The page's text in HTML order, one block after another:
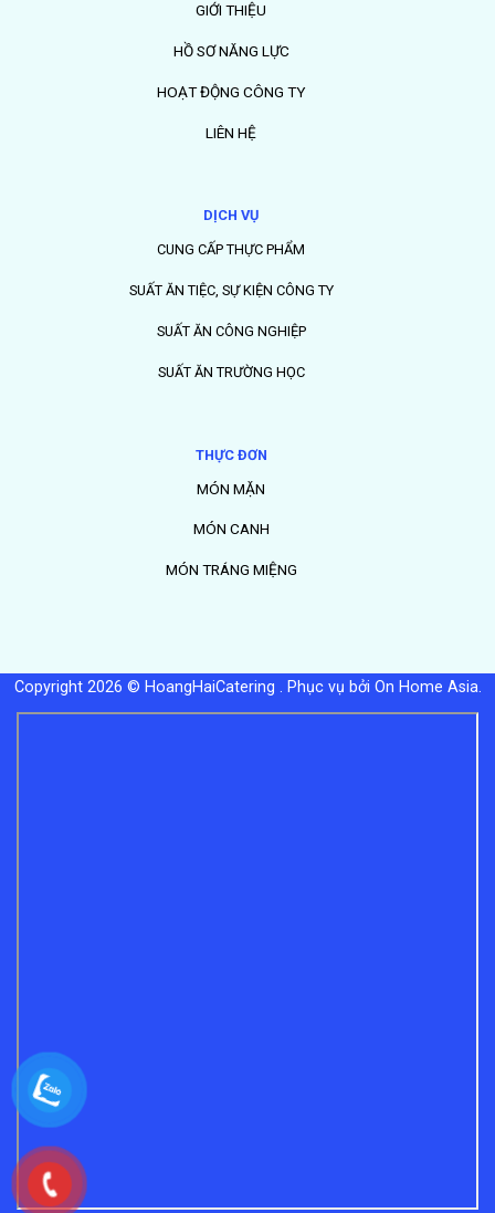
GIỚI THIỆU
HỒ SƠ NĂNG LỰC
HOẠT ĐỘNG CÔNG TY
LIÊN HỆ
DỊCH VỤ
CUNG CẤP THỰC PHẨM
SUẤT ĂN TIỆC, SỰ KIỆN CÔNG TY
SUẤT ĂN CÔNG NGHIỆP
SUẤT ĂN TRƯỜNG HỌC
THỰC ĐƠN
MÓN MẶN
MÓN CANH
MÓN TRÁNG MIỆNG
Copyright 2026 © HoangHaiCatering . Phục vụ bởi On Home Asia.